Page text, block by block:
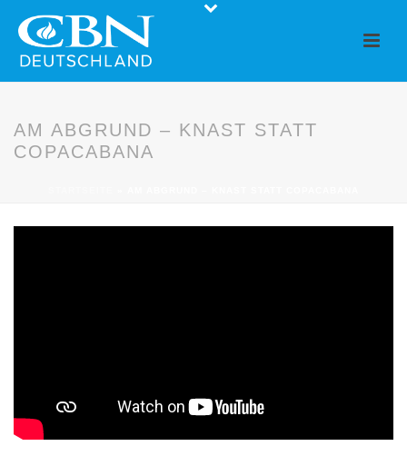
AM ABGRUND – KNAST STATT
COPACABANA